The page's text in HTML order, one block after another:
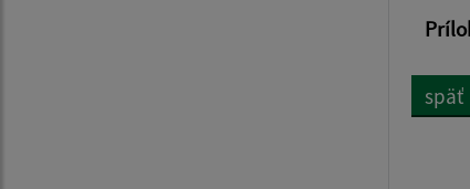
späť